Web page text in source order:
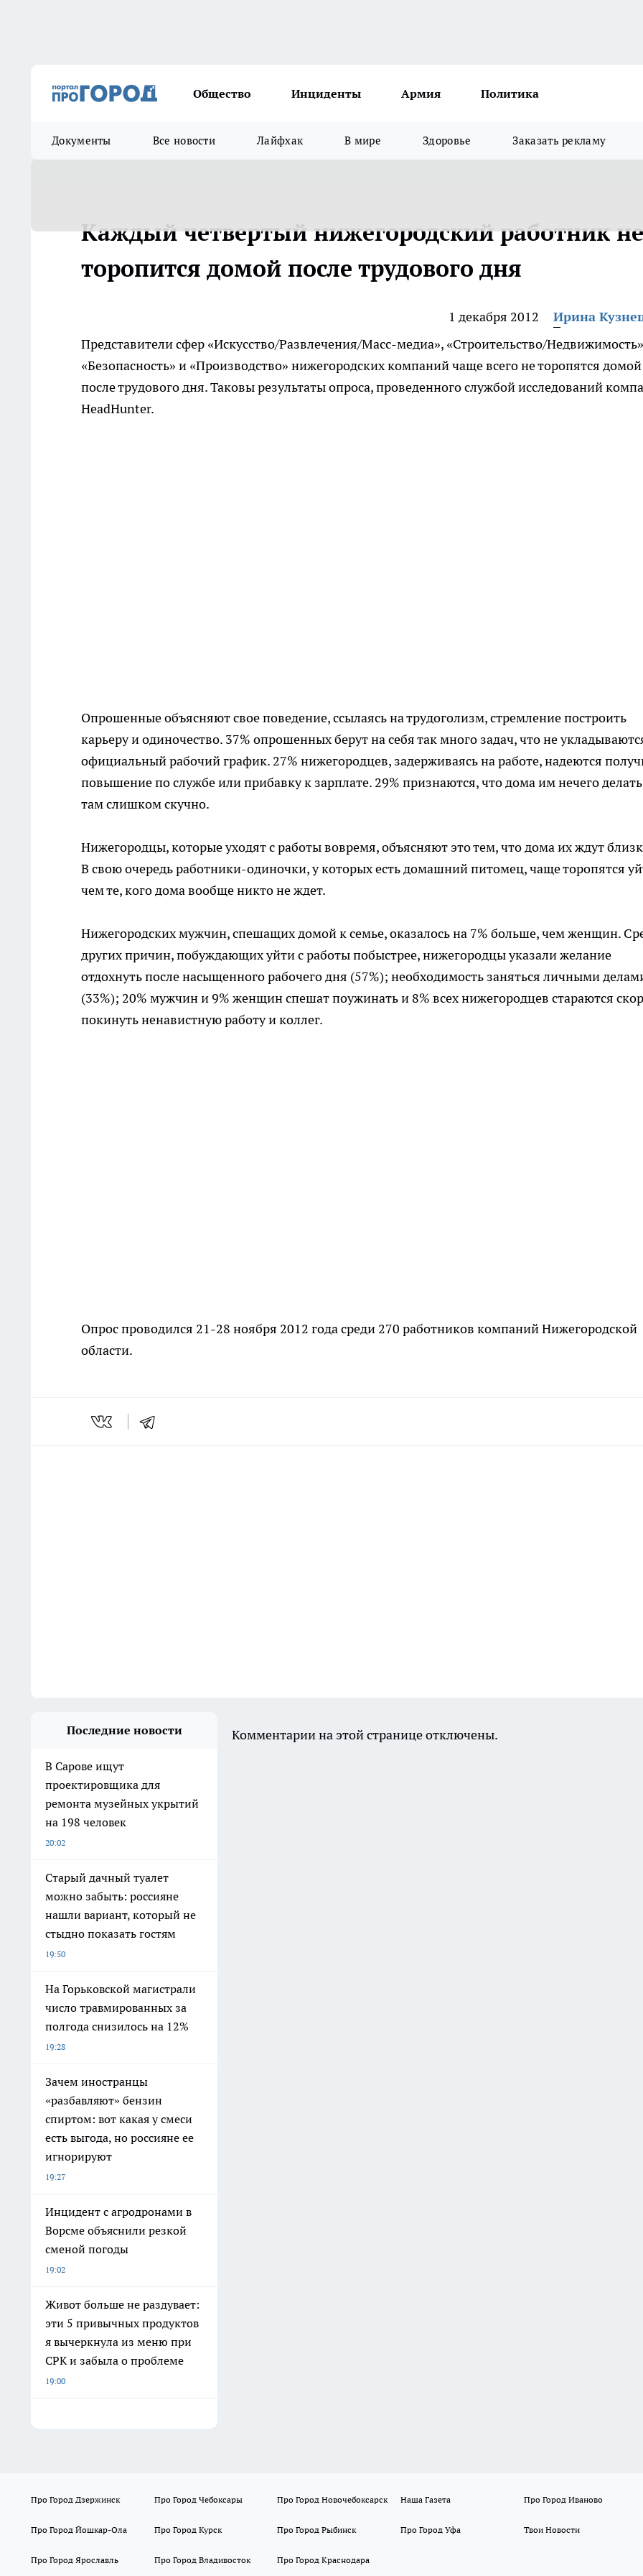
Общество Инциденты Армия Политика
Документы Все новости Лайфхак В мире Здоровье Заказать рекламу
Каждый четвертый нижегородский работник не
торопится домой после трудового дня
1 декабря 2012
Ирина
Представители сфер «Искусство/Развлечения/Масс-медиа», «Строительство/
«Безопасность» и «Производство» нижегородских компаний чаще всего не торопятся домой
после трудового дня. Таковы результаты опроса, проведенного службой исследований
HeadHunter.
Опрошенные объясняют свое поведение, ссылаясь на трудоголизм, стремление построить
карьеру и одиночество. 37% опрошенных берут на себя так много задач, что не
официальный рабочий график. 27% нижегородцев, задерживаясь на работе, надеются
повышение по службе или прибавку к зарплате. 29% признаются, что дома им нечего
там слишком скучно.
Нижегородцы, которые уходят с работы вовремя, объясняют это тем, что дома их ждут
В свою очередь работники-одиночки, у которых есть домашний питомец, чаще торопятся
чем те, кого дома вообще никто не ждет.
Нижегородских мужчин, спешащих домой к семье, оказалось на 7% больше, чем женщин.
других причин, побуждающих уйти с работы побыстрее, нижегородцы указали желание
отдохнуть после насыщенного рабочего дня (57%); необходимость заняться личными
(33%); 20% мужчин и 9% женщин спешат поужинать и 8% всех нижегородцев стараются
покинуть ненавистную работу и коллег.
Опрос проводился 21-28 ноября 2012 года среди 270 работников компаний Нижегородской
области.
Последние новости
В Сарове ищут
проектировщика для
ремонта музейных укрытий
на 198 человек
20:02
Старый дачный туалет
можно забыть: россияне
нашли вариант, который не
стыдно показать гостям
19:50
На Горьковской магистрали
число травмированных за
полгода снизилось на 12%
19:28
Зачем иностранцы
«разбавляют» бензин
спиртом: вот какая у смеси
есть выгода, но россияне ее
игнорируют
19:27
Инцидент с агродронами в
Ворсме объяснили резкой
сменой погоды
19:02
Живот больше не раздувает:
эти 5 привычных продуктов
я вычеркнула из меню при
СРК и забыла о проблеме
19:00
Комментарии на этой странице отключены.
Про Город Дзержинск Про Город Чебоксары Про Город Новочебоксарск Наша Газета Про Город Иваново
Про Город Йошкар-Ола Про Город Курск Про Город Рыбинск Про Город Уфа Твои Новости
Про Город Ярославль Про Город Владивосток Про Город Краснодара